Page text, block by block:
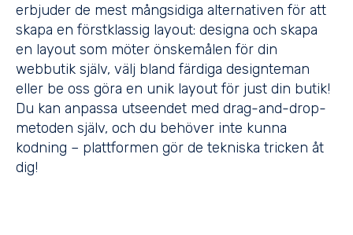
erbjuder de mest mångsidiga alternativen för att
skapa en förstklassig layout: designa och skapa
en layout som möter önskemålen för din
webbutik själv, välj bland färdiga designteman
eller be oss göra en unik layout för just din butik!
Du kan anpassa utseendet med drag-and-drop-
metoden själv, och du behöver inte kunna
kodning – plattformen gör de tekniska tricken åt
dig!